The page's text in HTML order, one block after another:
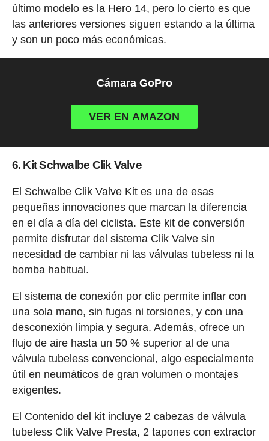
último modelo es la Hero 14, pero lo cierto es que
las anteriores versiones siguen estando a la última
y son un poco más económicas.
Cámara GoPro
VER EN AMAZON
6. Kit Schwalbe Clik Valve
El Schwalbe Clik Valve Kit es una de esas
pequeñas innovaciones que marcan la diferencia
en el día a día del ciclista. Este kit de conversión
permite disfrutar del sistema Clik Valve sin
necesidad de cambiar ni las válvulas tubeless ni la
bomba habitual.
El sistema de conexión por clic permite inflar con
una sola mano, sin fugas ni torsiones, y con una
desconexión limpia y segura. Además, ofrece un
flujo de aire hasta un 50 % superior al de una
válvula tubeless convencional, algo especialmente
útil en neumáticos de gran volumen o montajes
exigentes.
El Contenido del kit incluye 2 cabezas de válvula
tubeless Clik Valve Presta, 2 tapones con extractor